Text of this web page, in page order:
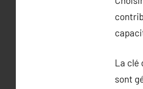
La clé
sont